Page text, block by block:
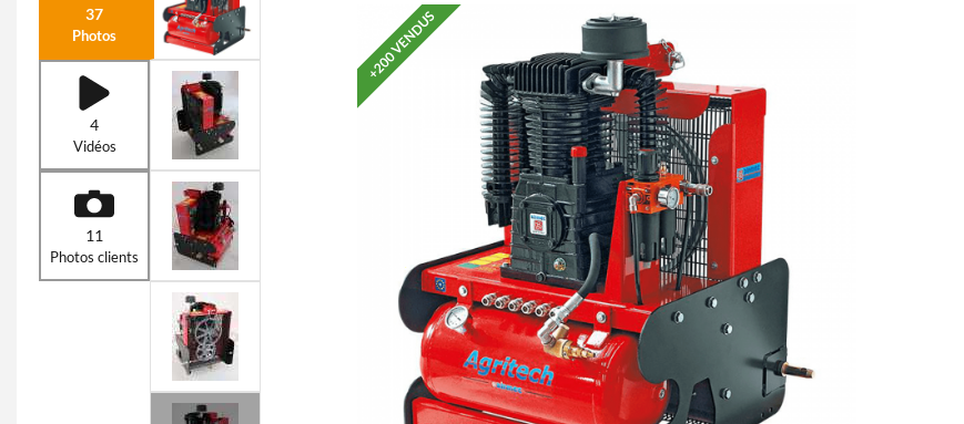
37
Photos
4
Vidéos
11
Photos clients
+200 VENDUS